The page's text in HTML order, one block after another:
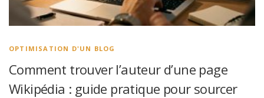
OPTIMISATION D'UN BLOG
Comment trouver l’auteur d’une page
Wikipédia : guide pratique pour sourcer